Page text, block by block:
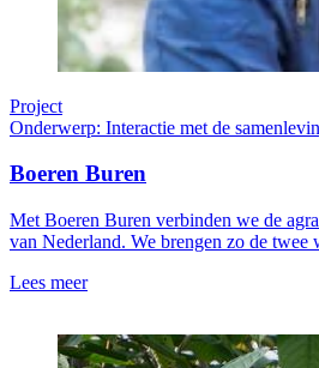
Project
Onderwerp: Interactie met de
Boeren Buren
Met Boeren Buren verbinden we de
van Nederland. We brengen zo de twee
Lees meer